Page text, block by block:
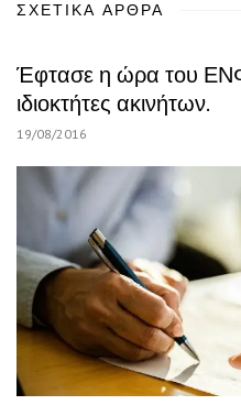
ΣΧΕΤΙΚΆ ΆΡΘΡΑ
Έφτασε η ώρα του
ιδιοκτήτες ακινήτων.
19/08/2016